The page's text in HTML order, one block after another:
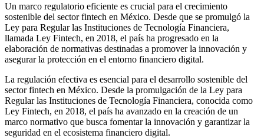
​Un marco regulatorio eficiente es crucial para el crecimiento
sostenible del sector fintech en México. Desde que se promulgó la
Ley para Regular las Instituciones de Tecnología Financiera,
llamada Ley Fintech, en 2018, el país ha progresado en la
elaboración de normativas destinadas a promover la innovación y
asegurar la protección en el entorno financiero digital. ​
​La regulación efectiva es esencial para el desarrollo sostenible del
sector fintech en México. Desde la promulgación de la Ley para
Regular las Instituciones de Tecnología Financiera, conocida como
Ley Fintech, en 2018, el país ha avanzado en la creación de un
marco normativo que busca fomentar la innovación y garantizar la
seguridad en el ecosistema financiero digital. ​